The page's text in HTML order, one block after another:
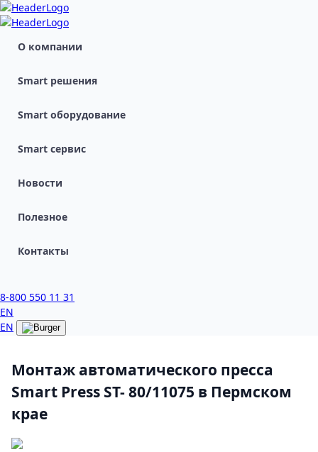
О компании
Smart решения
Smart оборудование
Smart сервис
Новости
Полезное
Контакты
8-800 550 11 31
EN
EN
Монтаж автоматического пресса
Smart Press ST- 80/11075 в Пермском
крае